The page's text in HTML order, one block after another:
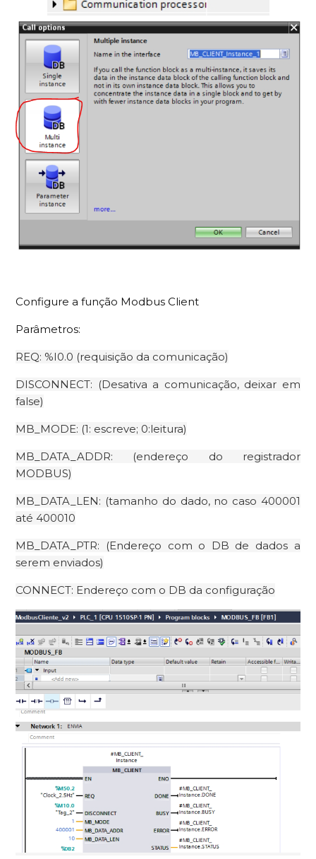
Configure a função Modbus Client
Parâmetros:
REQ: %I0.0 (requisição da comunicação)
DISCONNECT: (Desativa a comunicação, deixar em
false)
MB_MODE: (1: escreve; 0:leitura)
MB_DATA_ADDR: (endereço do registrador
MODBUS)
MB_DATA_LEN: (tamanho do dado, no caso 400001
até 400010
MB_DATA_PTR: (Endereço com o DB de dados a
serem enviados)
CONNECT: Endereço com o DB da configuração